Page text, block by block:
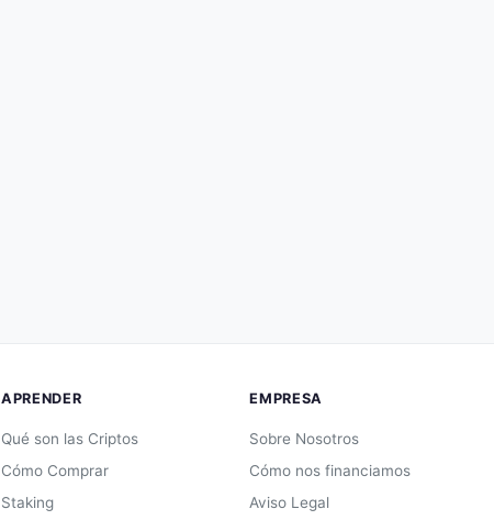
APRENDER
Qué son las Criptos
Cómo Comprar
Staking
EMPRESA
Sobre Nosotros
Cómo nos financiamos
Aviso Legal